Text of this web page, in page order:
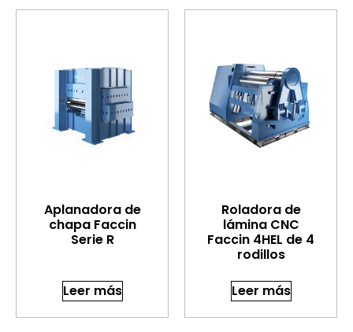
Aplanadora de
chapa Faccin
Serie R
Leer más
Roladora de
lámina CNC
Faccin 4HEL de 4
rodillos
Leer más